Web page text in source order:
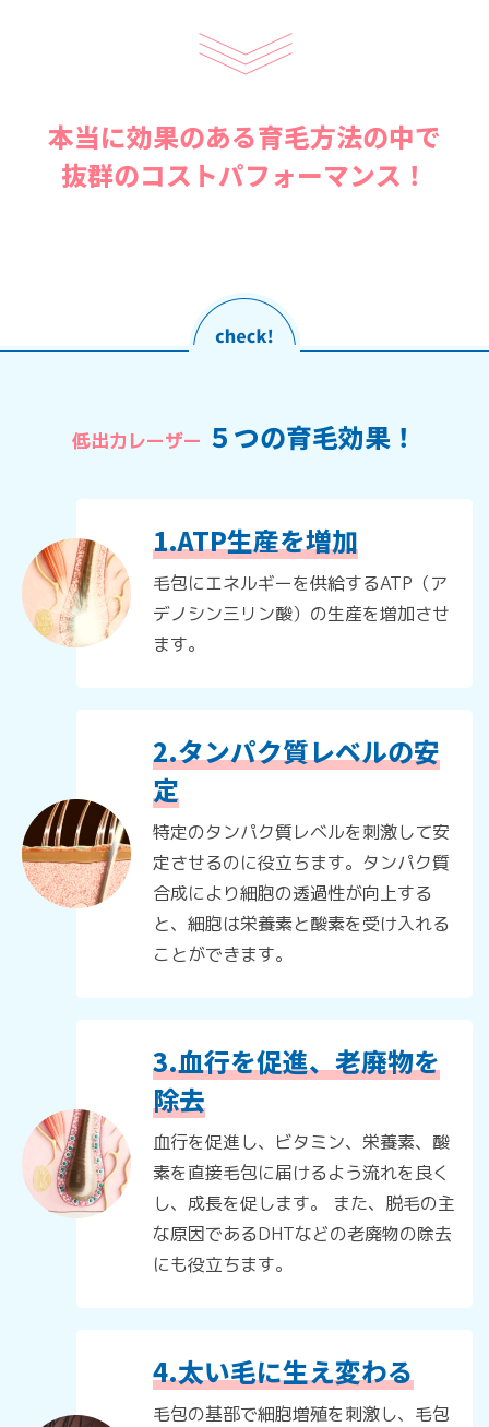
本当に効果のある育毛方法の中で
抜群のコストパフォーマンス！
低出力レーザー ５つの育毛効果！
1.ATP生産を増加
毛包にエネルギーを供給するATP（ア
デノシン三リン酸）の生産を増加させ
ます。
2.タンパク質レベルの安
定
特定のタンパク質レベルを刺激して安
定させるのに役立ちます。タンパク質
合成により細胞の透過性が向上する
と、細胞は栄養素と酸素を受け入れる
ことができます。
3.血行を促進、老廃物を
除去
血行を促進し、ビタミン、栄養素、酸
素を直接毛包に届けるよう流れを良く
し、成長を促します。 また、脱毛の主
な原因であるDHTなどの老廃物の除去
にも役立ちます。
4.太い毛に生え変わる
毛包の基部で細胞増殖を刺激し、毛包